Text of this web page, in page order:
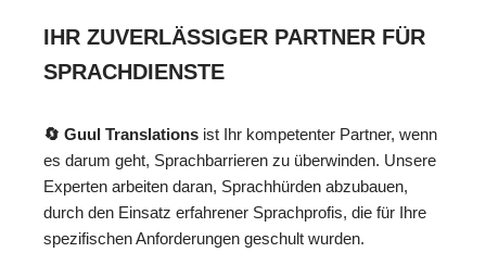
IHR ZUVERLÄSSIGER PARTNER FÜR
SPRACHDIENSTE
🔄 Guul Translations ist Ihr kompetenter Partner, wenn
es darum geht, Sprachbarrieren zu überwinden. Unsere
Experten arbeiten daran, Sprachhürden abzubauen,
durch den Einsatz erfahrener Sprachprofis, die für Ihre
spezifischen Anforderungen geschult wurden.